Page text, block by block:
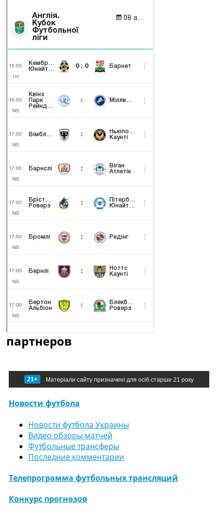
партнеров
21+ Матеріали сайту призначені для осіб старше 21 року
Новости футбола
Новости футбола Украины
Видео обзоры матчей
Футбольные трансферы
Последние комментарии
Телепрограмма футбольных трансляций
Конкурс прогнозов